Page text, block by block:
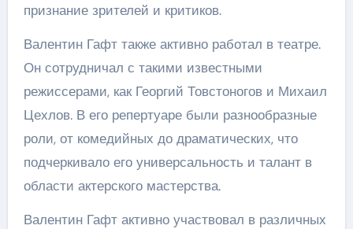
признание зрителей и критиков.
Валентин Гафт также активно работал в театре.
Он сотрудничал с такими известными
режиссерами, как Георгий Товстоногов и Михаил
Цехлов. В его репертуаре были разнообразные
роли, от комедийных до драматических, что
подчеркивало его универсальность и талант в
области актерского мастерства.
Валентин Гафт активно участвовал в различных